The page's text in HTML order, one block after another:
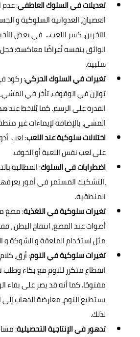
تعديلات في السلوك العاطفي: عدم
العصيان، العدوانية السلوكية و
الآخرين، كسر اللعب... في بعض
الواثق بنفسه أعراضًا معاكسة: خجل،
سلبية.
تغيرات في السلوك الحركي: ركود
توازن في الوقوف، تأخر في
القدرة على الرسم. كما يُلاحَظ عند
المشي، بالإضافة لإيماءات غير
اختلالات سلوكية عند اللعب: لعب
على لعب نفس اللعبة أو الخوف.
اضطرابات في السلوك: المطالبة
،التشكيك المستمر في أمور
المنطقية.
تغيراتسلوكية في التغذية: مضغ
أصوات عند المضغ، انتفاخ البطن ،
مثل استخدام الملعقة و الشوكة و
تغيرات سلوكية في النوم: أرق،
انقطاع متكرر للنوم مع بكاء وطلب
مفتوحًا. كما أنه قد يصر على بقاء
يستطيع النوم، معارضة الذهاب
لذلك.
تدهور في الإنتاجية التحصيلية: